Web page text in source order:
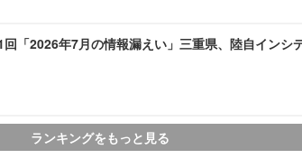
「2026年7月の情報漏えい」三重県、陸自インシ
ランキングをもっと見る